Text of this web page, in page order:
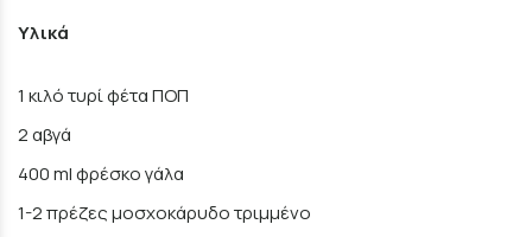
Υλικά
1 κιλό τυρί φέτα ΠΟΠ
2 αβγά
400 ml φρέσκο γάλα
1-2 πρέζες μοσχοκάρυδο τριμμένο